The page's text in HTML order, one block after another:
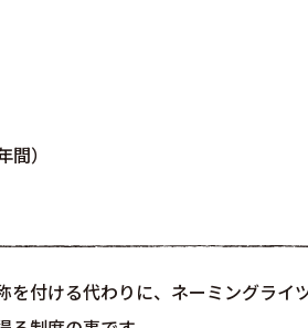
）
を付ける代わりに、ネーミングライ